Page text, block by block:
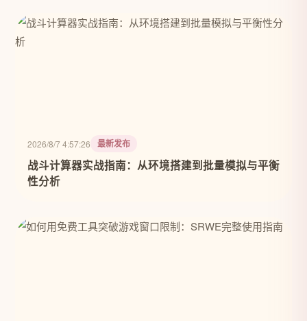
2026/8/7 4:57:26 最新发布
战斗计算器实战指南：从环境搭建到批量模拟与平衡
性分析